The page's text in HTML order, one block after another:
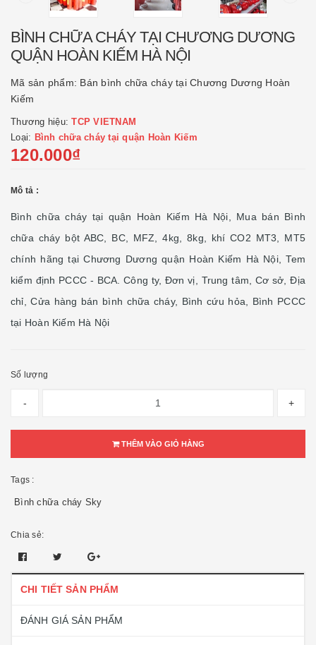
BÌNH CHỮA CHÁY TẠI CHƯƠNG DƯƠNG
QUẬN HOÀN KIẾM HÀ NỘI
Mã sản phẩm: Bán bình chữa cháy tại Chương Dương Hoàn
Kiếm
Thương hiệu:TCP VIETNAM
Loại: Bình chữa cháy tại quận Hoàn Kiếm
120.000₫
Mô tả :
Bình chữa cháy tại quận Hoàn Kiếm Hà Nội, Mua bán Bình
chữa cháy bột ABC, BC, MFZ, 4kg, 8kg, khí CO2 MT3, MT5
chính hãng tại Chương Dương quận Hoàn Kiếm Hà Nội, Tem
kiểm định PCCC - BCA. Công ty, Đơn vị, Trung tâm, Cơ sở, Địa
chỉ, Cửa hàng bán bình chữa cháy, Bình cứu hỏa, Bình PCCC
tại Hoàn Kiếm Hà Nội
Số lượng
- +
THÊM VÀO GIỎ HÀNG
Tags :
Bình chữa cháy Sky
Chia sẻ:
CHI TIẾT SẢN PHẨM
ĐÁNH GIÁ SẢN PHẨM